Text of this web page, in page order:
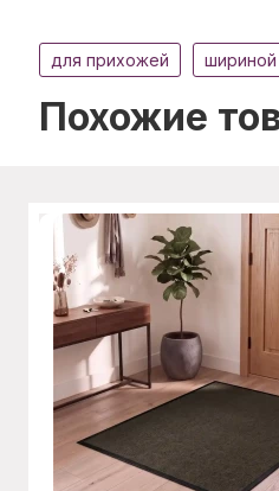
для прихожей шириной
Похожие